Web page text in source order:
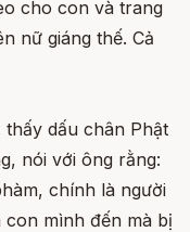
cho con và trang
nữ giáng thế. Cả
thấy dấu chân Phật
nói với ông rằng:
chính là người
mình đến mà bị